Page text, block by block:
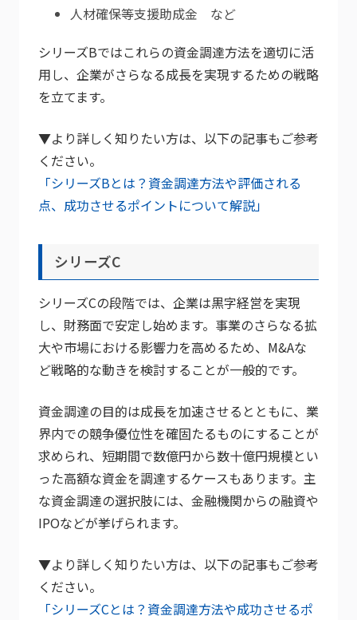
人材確保等支援助成金 など
シリーズBではこれらの資金調達方法を適切に活
用し、企業がさらなる成長を実現するための戦略
を立てます。
▼より詳しく知りたい方は、以下の記事もご参考
ください。
「シリーズBとは？資金調達方法や評価される
点、成功させるポイントについて解説」
シリーズC
シリーズCの段階では、企業は黒字経営を実現
し、財務面で安定し始めます。事業のさらなる拡
大や市場における影響力を高めるため、M&Aな
ど戦略的な動きを検討することが一般的です。
資金調達の目的は成長を加速させるとともに、業
界内での競争優位性を確固たるものにすることが
求められ、短期間で数億円から数十億円規模とい
った高額な資金を調達するケースもあります。主
な資金調達の選択肢には、金融機関からの融資や
IPOなどが挙げられます。
▼より詳しく知りたい方は、以下の記事もご参考
ください。
「シリーズCとは？資金調達方法や成功させるポ